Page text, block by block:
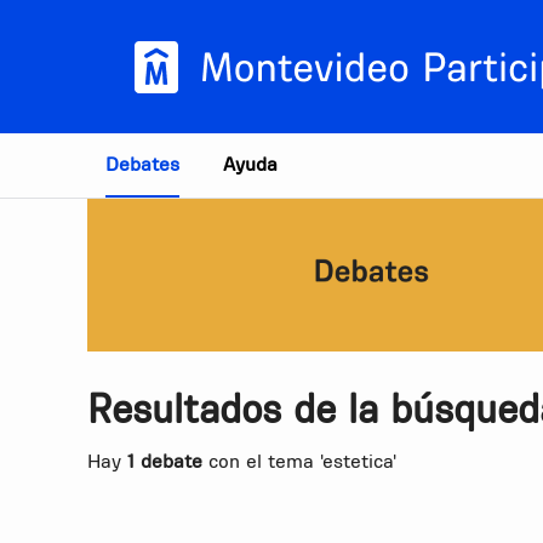
Debates Ayuda
Resultados de la
Hay 1 debate con el tema 'estetica'